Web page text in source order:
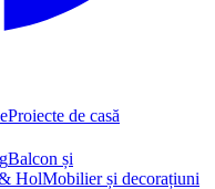
Proiecte de casă
Balcon și
HolMobilier și decorațiuni